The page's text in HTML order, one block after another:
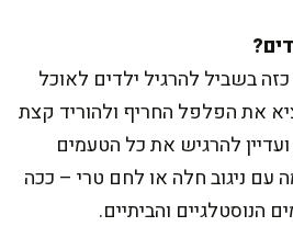
בשביל להרגיל ילדים לאוכל
את הפלפל החריף ולהוריד קצת
להרגיש את כל הטעמים
עם ניגוב חלה או לחם טרי – ככה
הנוסטלגיים והביתיים.